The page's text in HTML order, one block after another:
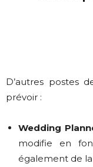
D’autres postes
prévoir :
Wedding
modifie en
également de